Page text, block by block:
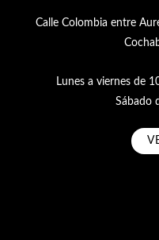
Calle Colombia entre
Lunes a viernes de
Sábado